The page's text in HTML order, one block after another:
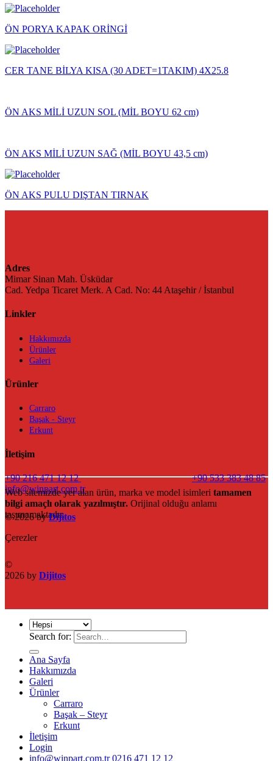
ÖN PORYA KAPAK ORİNGİ
CER TANE BİLYA KISA (30 ADET=1TAKIM) 4X25.8
ÖN AKS MİLİ UZUN SOL (MİL BOYU 62 cm)
ÖN AKS MİLİ UZUN SAĞ (MİL BOYU 43,5 cm)
ÖN AKS PULU DIŞTAN TIRNAK
Adres
Mimar Sinan Mah. Üsküdar
Cad. Yedpa Ticaret Merk. A Cad. No: 44 Ataşehir / İstanbul
Linkler
Hakkımızda
Ürünler
Galeri
Ürünler
Carraro
Başak - Steyr
Erkunt
İletişim
+90 216 471 12 12
+90 533 383 48 85
info@winpart.com.tr
Web sitemizde yer alan ürün, marka ve model isimleri tamamen
bilgi amaçlı olarak yazılmıştır. Orijinal olduğu anlamı
taşımamaktadır.
© 2026 byDijitos
Çerezler
©
2026 by Dijitos
Search for:
Ana Sayfa
Hakkımızda
Galeri
Ürünler
Carraro
Başak – Steyr
Erkunt
İletişim
Login
info@winpart.com.tr 0216 471 12 12